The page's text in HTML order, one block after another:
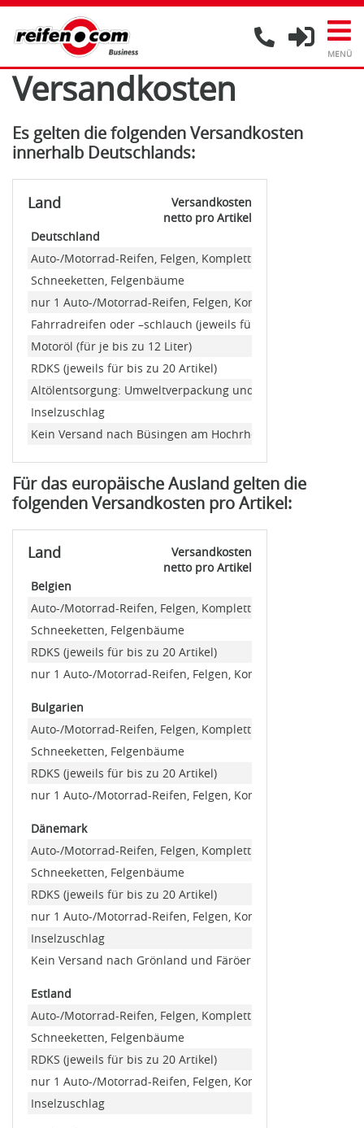
Versandkosten
Es gelten die folgenden Versandkosten
innerhalb Deutschlands:
Land
Versandkosten
netto pro Artikel
Deutschland
Auto-/Motorrad-Reifen, Felgen, Kompletträder ab 2 Stück
Schneeketten, Felgenbäume
nur 1 Auto-/Motorrad-Reifen, Felgen, Kompletträder
Fahrradreifen oder –schlauch (jeweils für bis zu 4 Artikel)
Motoröl (für je bis zu 12 Liter)
RDKS (jeweils für bis zu 20 Artikel)
Altölentsorgung: Umweltverpackung und Retourenmarke
Inselzuschlag
Kein Versand nach Büsingen am Hochrhein
Für das europäische Ausland gelten die
folgenden Versandkosten pro Artikel:
Land
Versandkosten
netto pro Artikel
Belgien
Auto-/Motorrad-Reifen, Felgen, Kompletträder
Schneeketten, Felgenbäume
RDKS (jeweils für bis zu 20 Artikel)
nur 1 Auto-/Motorrad-Reifen, Felgen, Kompletträder
Bulgarien
Auto-/Motorrad-Reifen, Felgen, Kompletträder
Schneeketten, Felgenbäume
RDKS (jeweils für bis zu 20 Artikel)
nur 1 Auto-/Motorrad-Reifen, Felgen, Kompletträder
Dänemark
Auto-/Motorrad-Reifen, Felgen, Kompletträder
Schneeketten, Felgenbäume
RDKS (jeweils für bis zu 20 Artikel)
nur 1 Auto-/Motorrad-Reifen, Felgen, Kompletträder
Inselzuschlag
Kein Versand nach Grönland und Färöer Inseln
Estland
Auto-/Motorrad-Reifen, Felgen, Kompletträder
Schneeketten, Felgenbäume
RDKS (jeweils für bis zu 20 Artikel)
nur 1 Auto-/Motorrad-Reifen, Felgen, Kompletträder
Inselzuschlag